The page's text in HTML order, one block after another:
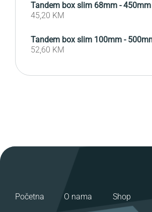
Tandem box slim 68mm - 450mm
45,20 KM
Tandem box slim 100mm -
52,60 KM
Početna O nama Shop